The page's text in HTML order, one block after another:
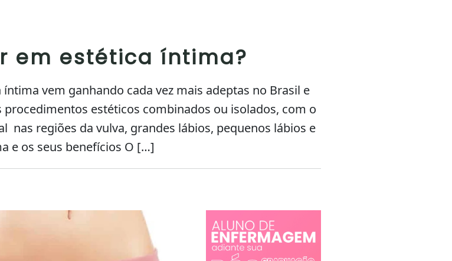
em estética íntima?
vem ganhando cada vez mais adeptas no Brasil e
estéticos combinados ou isolados, com o
nas regiões da vulva, grandes lábios, pequenos lábios e
e os seus benefícios O […]